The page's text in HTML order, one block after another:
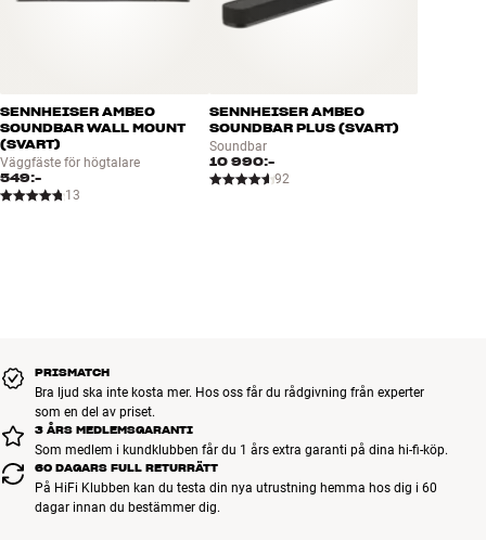
SENNHEISER AMBEO
SOUNDBAR WALL MOUNT
(SVART)
Väggfäste för högtalare
549:-
13
SENNHEISER AMBEO
SOUNDBAR PLUS (SVART)
Soundbar
10 990:-
92
PRISMATCH
Bra ljud ska inte kosta mer. Hos oss får du rådgivning från experter
som en del av priset.
3 ÅRS MEDLEMSGARANTI
Som medlem i kundklubben får du 1 års extra garanti på dina hi-fi-köp.
60 DAGARS FULL RETURRÄTT
På HiFi Klubben kan du testa din nya utrustning hemma hos dig i 60
dagar innan du bestämmer dig.